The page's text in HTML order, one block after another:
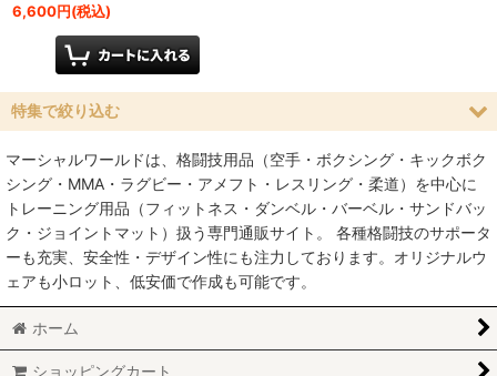
6,600円(税込)
特集で絞り込む
空手
MMA総合格闘技
柔術
柔道
マーシャルワールドは、格闘技用品（空手・ボクシング・キックボク
シング・MMA・ラグビー・アメフト・レスリング・柔道）を中心に
トレーニング用品（フィットネス・ダンベル・バーベル・サンドバッ
ク・ジョイントマット）扱う専門通販サイト。 各種格闘技のサポータ
ーも充実、安全性・デザイン性にも注力しております。オリジナルウ
ェアも小ロット、低安価で作成も可能です。
ホーム
ショッピングカート